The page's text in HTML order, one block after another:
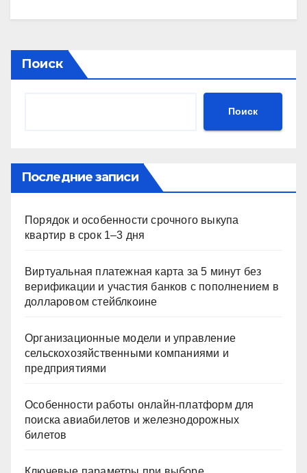
Поиск
Поиск
Последние записи
Порядок и особенности срочного выкупа
квартир в срок 1–3 дня
Виртуальная платежная карта за 5 минут без
верификации и участия банков с пополнением в
долларовом стейблкоине
Организационные модели и управление
сельскохозяйственными компаниями и
предприятиями
Особенности работы онлайн-платформ для
поиска авиабилетов и железнодорожных
билетов